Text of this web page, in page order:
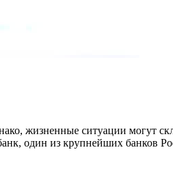
жизненные ситуации могут
один из крупнейших банков